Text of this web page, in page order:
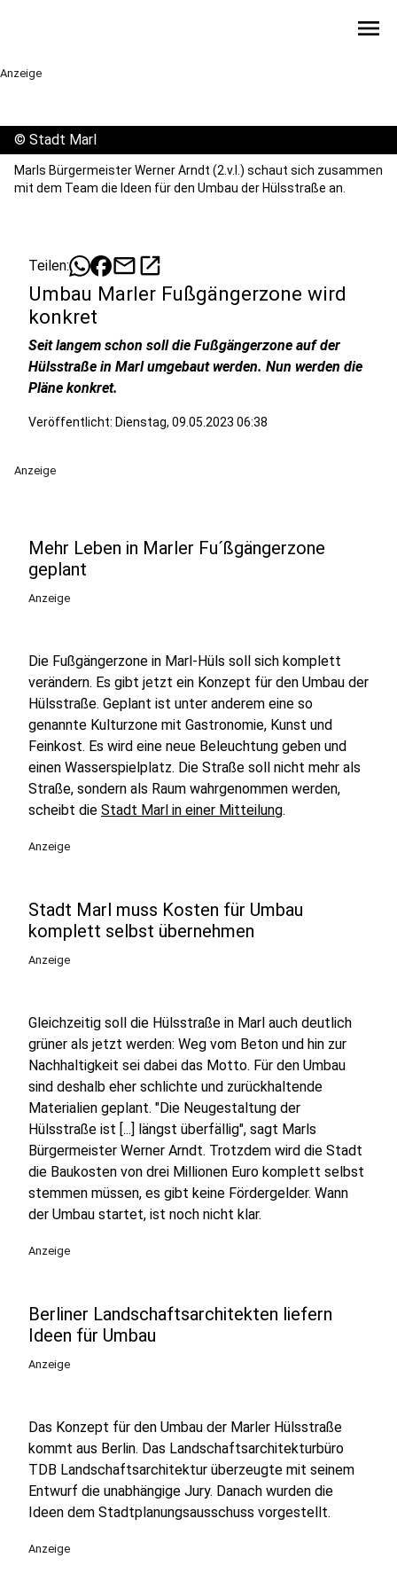
menu
Anzeige
© Stadt Marl
Marls Bürgermeister Werner Arndt (2.v.l.) schaut sich zusammen
mit dem Team die Ideen für den Umbau der Hülsstraße an.
Teilen: mailopen_in_new
Umbau Marler Fußgängerzone wird
konkret
Seit langem schon soll die Fußgängerzone auf der
Hülsstraße in Marl umgebaut werden. Nun werden die
Pläne konkret.
Veröffentlicht: Dienstag, 09.05.2023 06:38
Anzeige
Mehr Leben in Marler Fu´ßgängerzone
geplant
Anzeige
Die Fußgängerzone in Marl-Hüls soll sich komplett
verändern. Es gibt jetzt ein Konzept für den Umbau der
Hülsstraße. Geplant ist unter anderem eine so
genannte Kulturzone mit Gastronomie, Kunst und
Feinkost. Es wird eine neue Beleuchtung geben und
einen Wasserspielplatz. Die Straße soll nicht mehr als
Straße, sondern als Raum wahrgenommen werden,
scheibt die Stadt Marl in einer Mitteilung.
Anzeige
Stadt Marl muss Kosten für Umbau
komplett selbst übernehmen
Anzeige
Gleichzeitig soll die Hülsstraße in Marl auch deutlich
grüner als jetzt werden: Weg vom Beton und hin zur
Nachhaltigkeit sei dabei das Motto. Für den Umbau
sind deshalb eher schlichte und zurückhaltende
Materialien geplant. "Die Neugestaltung der
Hülsstraße ist [...] längst überfällig", sagt Marls
Bürgermeister Werner Arndt. Trotzdem wird die Stadt
die Baukosten von drei Millionen Euro komplett selbst
stemmen müssen, es gibt keine Fördergelder. Wann
der Umbau startet, ist noch nicht klar.
Anzeige
Berliner Landschaftsarchitekten liefern
Ideen für Umbau
Anzeige
Das Konzept für den Umbau der Marler Hülsstraße
kommt aus Berlin. Das Landschaftsarchitekturbüro
TDB Landschaftsarchitektur überzeugte mit seinem
Entwurf die unabhängige Jury. Danach wurden die
Ideen dem Stadtplanungsausschuss vorgestellt.
Anzeige